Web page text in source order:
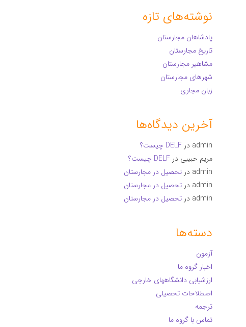
نوشته‌های تازه
پادشاهان مجارستان
تاریخ مجارستان
مشاهیر مجارستان
شهرهای مجارستان
زبان مجاری
آخرین دیدگاه‌ها
admin در DELF چیست؟
مریم حبیبی در DELF چیست؟
admin در تحصیل در مجارستان
admin در تحصیل در مجارستان
admin در تحصیل در مجارستان
دسته‌ها
آزمون
اخبار گروه ما
ارزشیابی دانشگاههای خارجی
اصطلاحات تحصیلی
ترجمه
تماس با گروه ما